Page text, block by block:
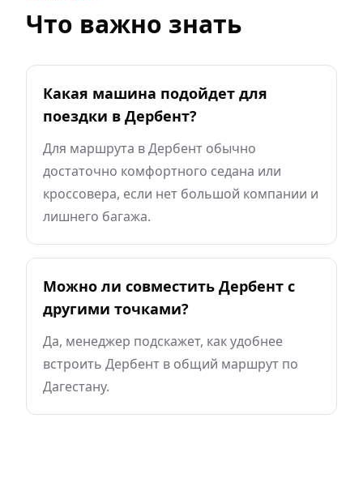
Что важно знать
Какая машина подойдет для
поездки в Дербент?
Для маршрута в Дербент обычно
достаточно комфортного седана или
кроссовера, если нет большой компании и
лишнего багажа.
Можно ли совместить Дербент с
другими точками?
Да, менеджер подскажет, как удобнее
встроить Дербент в общий маршрут по
Дагестану.